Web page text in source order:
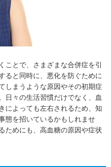
社はその一切について責任
せには一切応じておりませ
った場合はご指摘のご連絡
ことで、さまざまな合併症を引
ると同時に、悪化を防ぐために
しまうような原因やその初期症
日々の生活習慣だけでなく、血
によっても左右されるため、知
態を招いているかもしれませ
ためにも、高血糖の原因や症状